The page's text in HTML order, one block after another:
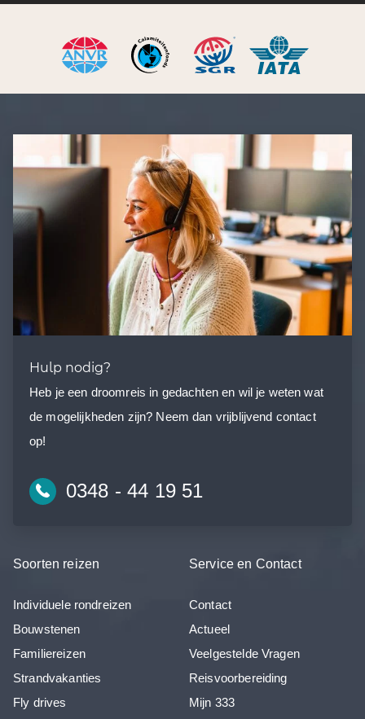
Hulp nodig?
Heb je een droomreis in gedachten en wil je weten wat
de mogelijkheden zijn? Neem dan vrijblijvend contact
op!
0348 - 44 19 51
Soorten reizen
Individuele rondreizen
Bouwstenen
Familiereizen
Strandvakanties
Fly drives
Service en Contact
Contact
Actueel
Veelgestelde Vragen
Reisvoorbereiding
Mijn 333